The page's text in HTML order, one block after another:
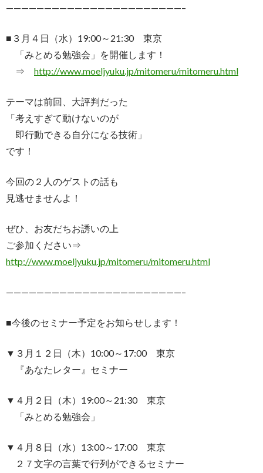
———————————————————————–
■３月４日（水）19:00～21:30 東京
「みとめる勉強会」を開催します！
⇒ http://www.moeljyuku.jp/mitomeru/mitomeru.html
テーマは前回、大評判だった
「考えすぎて動けないのが
即行動できる自分になる技術」
です！
今回の２人のゲストの話も
見逃せませんよ！
ぜひ、お友だちお誘いの上
ご参加ください⇒
http://www.moeljyuku.jp/mitomeru/mitomeru.html
———————————————————————–
■今後のセミナー予定をお知らせします！
▼３月１２日（木）10:00～17:00 東京
『あなたレター』セミナー
▼４月２日（木）19:00～21:30 東京
「みとめる勉強会」
▼４月８日（水）13:00～17:00 東京
２７文字の言葉で行列ができるセミナー